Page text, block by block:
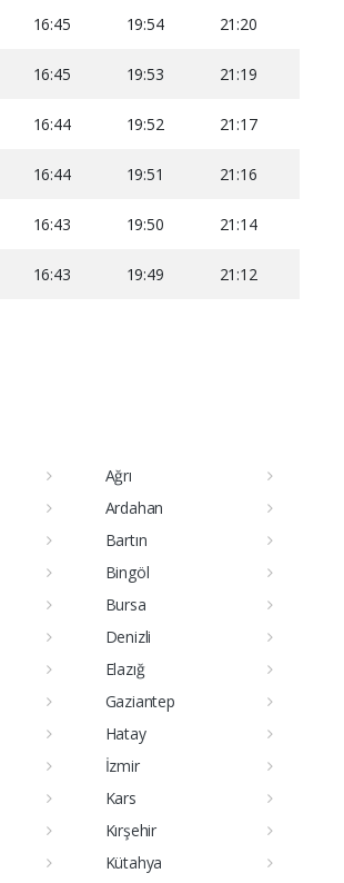
16:45 19:54 21:20
16:45 19:53 21:19
16:44 19:52 21:17
16:44 19:51 21:16
16:43 19:50 21:14
16:43 19:49 21:12
Ağrı
Ardahan
Bartın
Bingöl
Bursa
Denizli
Elazığ
Gaziantep
Hatay
İzmir
Kars
Kırşehir
Kütahya